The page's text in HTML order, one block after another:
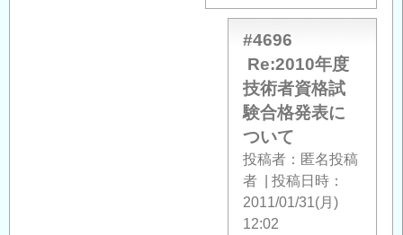
て」
#4696
Re:2010年度
技術者資格試
験合格発表に
ついて
投稿者
匿名投稿
者
投稿日時
2011/01/31(月)
12:02